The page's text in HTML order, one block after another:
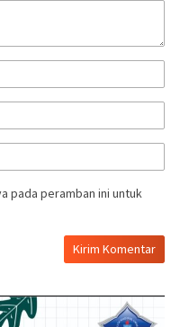
pada peramban ini untuk